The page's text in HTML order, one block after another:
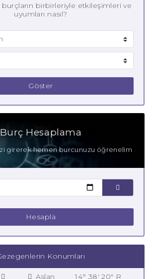
burçların birbirleriyle etkileşimleri ve
uyumları nasıl?
Göster
Burç Hesaplama
girerek hemen burcunuzu öğrenelim
Hesapla
Konumları
Aslan 14° 38' 20" R